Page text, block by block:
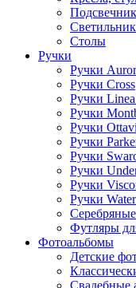
Столы
Ручки
Ручки
Ручки Cross
Ручки
Ручки
Ручки
Ручки
Ручки
Ручки
Ручки
Ручки
Футляры
Фотоальбомы
Детские
Свадебные